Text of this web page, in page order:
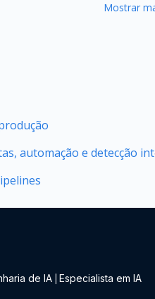
Mostrar
automação e detecção
de IA Especialista em IA